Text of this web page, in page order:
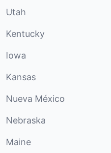
Utah
Kentucky
Iowa
Kansas
Nueva México
Nebraska
Maine